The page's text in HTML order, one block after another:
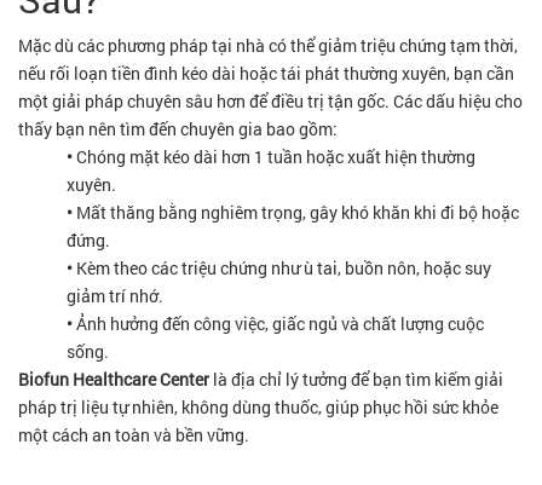
Mặc dù các phương pháp tại nhà có thể giảm triệu chứng tạm thời,
nếu rối loạn tiền đình kéo dài hoặc tái phát thường xuyên, bạn cần
một giải pháp chuyên sâu hơn để điều trị tận gốc. Các dấu hiệu cho
thấy bạn nên tìm đến chuyên gia bao gồm:
•Chóng mặt kéo dài hơn 1 tuần hoặc xuất hiện thường
xuyên.
• Mất thăng bằng nghiêm trọng, gây khó khăn khi đi bộ hoặc
đứng.
• Kèm theo các triệu chứng như ù tai, buồn nôn, hoặc suy
giảm trí nhớ.
•Ảnh hưởng đến công việc, giấc ngủ và chất lượng cuộc
sống.
Biofun Healthcare Centerlà địa chỉ lý tưởng để bạn tìm kiếm giải
pháp trị liệu tự nhiên, không dùng thuốc, giúp phục hồi sức khỏe
một cách an toàn và bền vững.